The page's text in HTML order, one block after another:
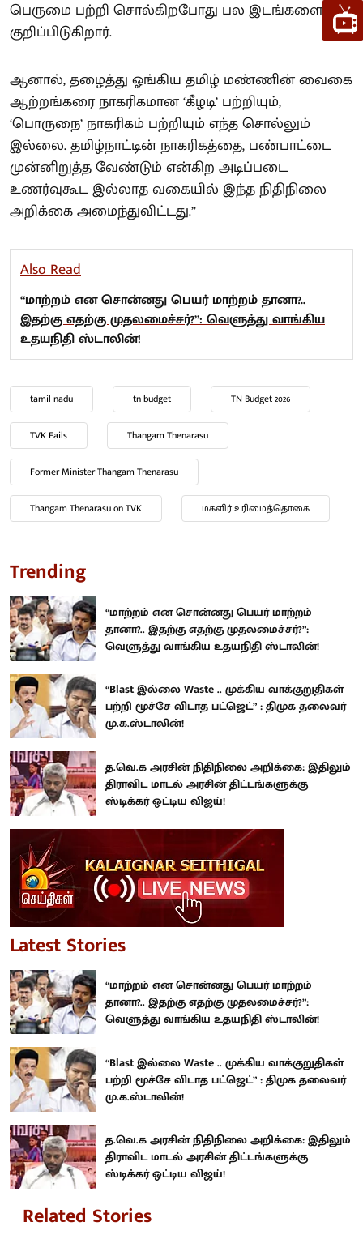
பெருமை பற்றி சொல்கிறபோது பல இடங்களை
குறிப்பிடுகிறார்.
ஆனால், தழைத்து ஓங்கிய தமிழ் மண்ணின் வைகை
ஆற்றங்கரை நாகரிகமான ‘கீழடி’ பற்றியும்,
‘பொருநை’ நாகரிகம் பற்றியும் எந்த சொல்லும்
இல்லை. தமிழ்நாட்டின் நாகரிகத்தை, பண்பாட்டை
முன்னிறுத்த வேண்டும் என்கிற அடிப்படை
உணர்வுகூட இல்லாத வகையில் இந்த நிதிநிலை
அறிக்கை அமைந்துவிட்டது.”
Also Read
“மாற்றம் என சொன்னது பெயர் மாற்றம் தானா?..
இதற்கு எதற்கு முதலமைச்சர்?”: வெளுத்து வாங்கிய
உதயநிதி ஸ்டாலின்!
tamil nadu tn budget TN Budget 2026
TVK Fails Thangam Thenarasu
Former Minister Thangam Thenarasu
Thangam Thenarasu on TVK மகளிர் உரிமைத்தொகை
Trending
“மாற்றம் என சொன்னது பெயர் மாற்றம்
தானா?.. இதற்கு எதற்கு முதலமைச்சர்?”:
வெளுத்து வாங்கிய உதயநிதி ஸ்டாலின்!
“Blast இல்லை Waste .. முக்கிய வாக்குறுதிகள்
பற்றி மூச்சே விடாத பட்ஜெட்” : திமுக தலைவர்
மு.க.ஸ்டாலின்!
த.வெ.க அரசின் நிதிநிலை அறிக்கை: இதிலும்
திராவிட மாடல் அரசின் திட்டங்களுக்கு
ஸ்டிக்கர் ஒட்டிய விஜய்!
Latest Stories
“மாற்றம் என சொன்னது பெயர் மாற்றம்
தானா?.. இதற்கு எதற்கு முதலமைச்சர்?”:
வெளுத்து வாங்கிய உதயநிதி ஸ்டாலின்!
“Blast இல்லை Waste .. முக்கிய வாக்குறுதிகள்
பற்றி மூச்சே விடாத பட்ஜெட்” : திமுக தலைவர்
மு.க.ஸ்டாலின்!
த.வெ.க அரசின் நிதிநிலை அறிக்கை: இதிலும்
திராவிட மாடல் அரசின் திட்டங்களுக்கு
ஸ்டிக்கர் ஒட்டிய விஜய்!
Related Stories